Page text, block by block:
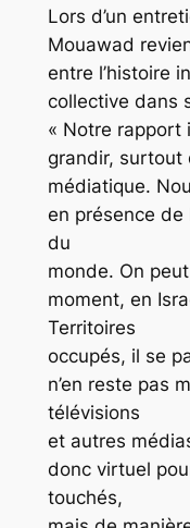
Lors d’un
Mouawad
entre l’histoire
collective dans
« Notre rapport
grandir, surtout
médiatique.
en présence
du
monde. On
moment, en
Territoires
occupés, il se
n’en reste pas
télévisions
et autres
donc virtuel
touchés,